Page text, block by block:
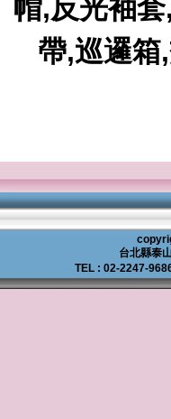
帽,反光袖
帶,巡邏箱
台北縣泰
TEL : 02-2247-